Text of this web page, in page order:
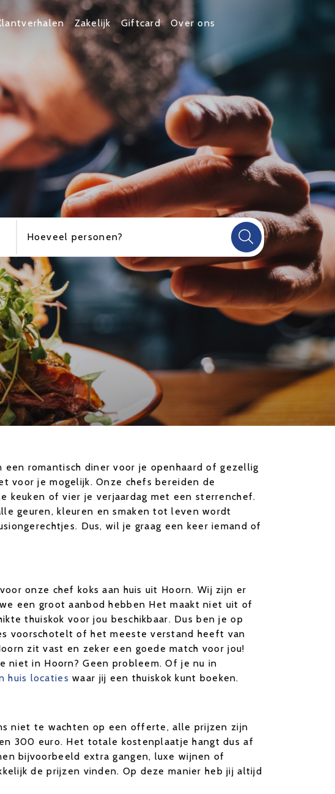
Zakelijk Giftcard Over ons
Hoeveel personen?
een romantisch diner voor je openhaard of gezellig
voor je mogelijk. Onze chefs bereiden de
keuken of vier je verjaardag met een sterrenchef.
geuren, kleuren en smaken tot leven wordt
Dus, wil je graag een keer iemand of
onze chef koks aan huis uit Hoorn. Wij zijn er
een groot aanbod hebben Het maakt niet uit of
thuiskok voor jou beschikbaar. Dus ben je op
voorschotelt of het meeste verstand heeft van
zit vast en zeker een goede match voor jou!
niet in Hoorn? Geen probleem. Of je nu in
huis locaties waar jij een thuiskok kunt boeken.
niet te wachten op een offerte, alle prijzen zijn
300 euro. Het totale kostenplaatje hangt dus af
bijvoorbeeld extra gangen, luxe wijnen of
de prijzen vinden. Op deze manier heb jij altijd